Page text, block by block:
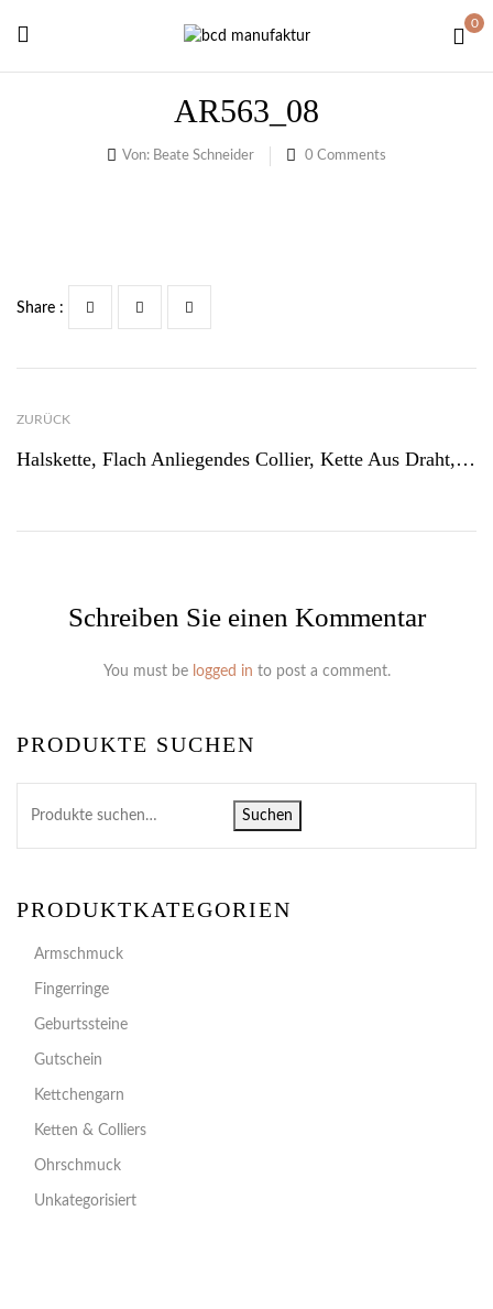
0
AR563_08
Von: Beate Schneider 0 Comments
PRODUKTE SUCHEN
Suchen
PRODUKTKATEGORIEN
Armschmuck
Fingerringe
Geburtssteine
Gutschein
Kettchengarn
Ketten & Colliers
Ohrschmuck
Unkategorisiert
Share :
ZURÜCK
Halskette, Flach Anliegendes Collier, Kette Aus Draht, Champagnerfarbene Kette
Schreiben Sie einen Kommentar
You must be logged in to post a comment.